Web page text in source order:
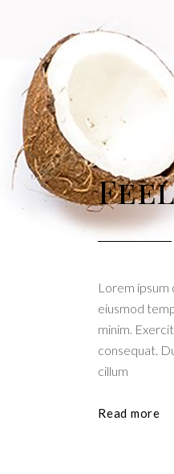
Lorem ipsum
eiusmod
minim.
consequat.
cillum
Read more